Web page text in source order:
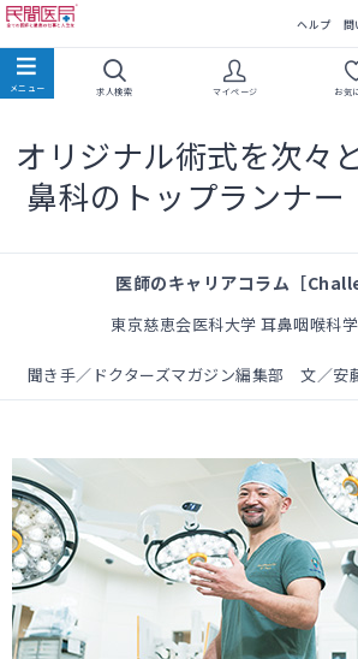
ヘルプ 問
求人検索 マイページ お気
オリジナル術式を次々
鼻科のトップランナ
医師のキャリアコラム［
東京慈恵会医科大学 耳鼻咽喉科
聞き手／ドクターズマガジン編集部 文／